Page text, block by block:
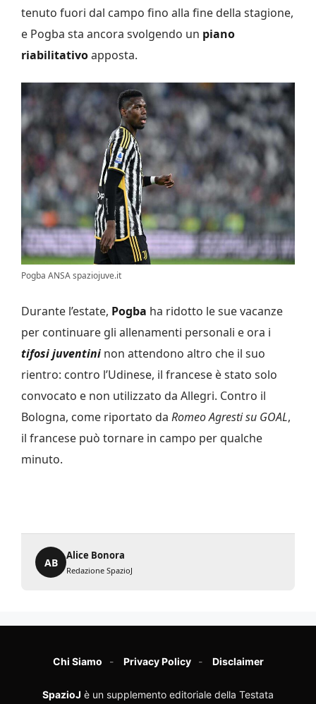
tenuto fuori dal campo fino alla fine della stagione,
e Pogba sta ancora svolgendo un piano
riabilitativoapposta.
Pogba ANSA spaziojuve.it
Durante l’estate, Pogba ha ridotto le sue vacanze
per continuare gli allenamenti personali e ora i
tifosi juventini non attendono altro che il suo
rientro: contro l’Udinese, il francese è stato solo
convocato e non utilizzato da Allegri. Contro il
Bologna, come riportato da Romeo Agresti su GOAL,
il francese può tornare in campo per qualche
minuto.
AB
Alice Bonora
Redazione SpazioJ
Chi Siamo Privacy Policy Disclaimer
SpazioJ è un supplemento editoriale della Testata